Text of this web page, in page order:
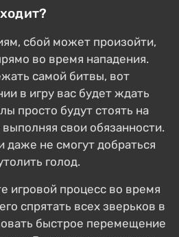
сбой может произойти,
во время нападения.
самой битвы, вот
в игру вас будет ждать
просто будут стоять на
свои обязанности.
даже не смогут добраться
голод.
игровой процесс во время
спрятать всех зверьков в
быстрое перемещение